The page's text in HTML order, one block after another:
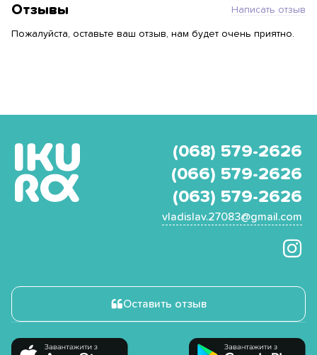
Отзывы Написать отзыв
Пожалуйста, оставьте ваш отзыв, нам будет очень приятно.
(068) 579-2626
(066) 579-2626
(063) 579-2626
vladislav.27083@gmail.com
Оставить отзыв